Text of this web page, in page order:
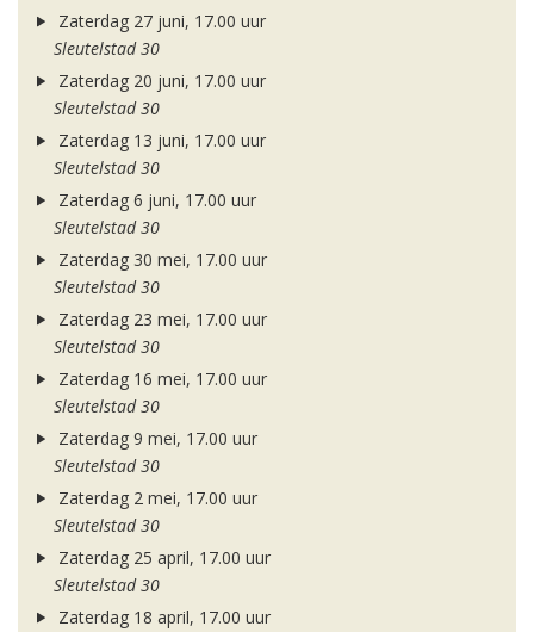
Zaterdag 27 juni, 17.00 uur
Sleutelstad 30
Zaterdag 20 juni, 17.00 uur
Sleutelstad 30
Zaterdag 13 juni, 17.00 uur
Sleutelstad 30
Zaterdag 6 juni, 17.00 uur
Sleutelstad 30
Zaterdag 30 mei, 17.00 uur
Sleutelstad 30
Zaterdag 23 mei, 17.00 uur
Sleutelstad 30
Zaterdag 16 mei, 17.00 uur
Sleutelstad 30
Zaterdag 9 mei, 17.00 uur
Sleutelstad 30
Zaterdag 2 mei, 17.00 uur
Sleutelstad 30
Zaterdag 25 april, 17.00 uur
Sleutelstad 30
Zaterdag 18 april, 17.00 uur